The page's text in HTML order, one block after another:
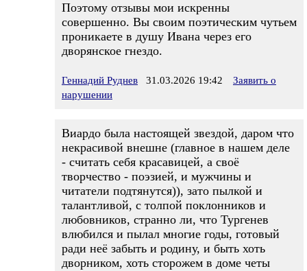
Поэтому отзывы мои искренны
совершенно. Вы своим поэтическим чутьем
проникаете в душу Ивана через его
дворянское гнездо.
Геннадий Руднев 31.03.2026 19:42
Заявить о
нарушении
Виардо была настоящей звездой, даром что
некрасивой внешне (главное в нашем деле
- считать себя красавицей, а своё
творчество - поэзией, и мужчины и
читатели подтянутся)), зато пылкой и
талантливой, с толпой поклонников и
любовников, странно ли, что Тургенев
влюбился и пылал многие годы, готовый
ради неё забыть и родину, и быть хоть
дворником, хоть сторожем в доме четы